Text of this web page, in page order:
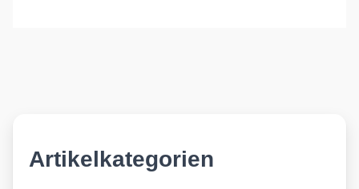
Artikelkategorien